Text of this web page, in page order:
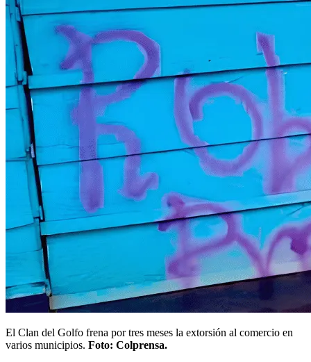
El Clan del Golfo frena por tres meses la extorsión al comercio en
varios municipios. Foto: Colprensa.